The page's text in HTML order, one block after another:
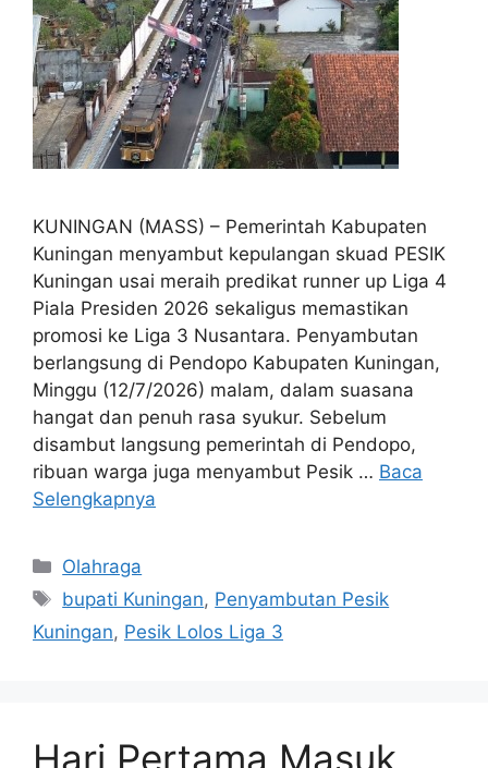
KUNINGAN (MASS) – Pemerintah Kabupaten
Kuningan menyambut kepulangan skuad PESIK
Kuningan usai meraih predikat runner up Liga 4
Piala Presiden 2026 sekaligus memastikan
promosi ke Liga 3 Nusantara. Penyambutan
berlangsung di Pendopo Kabupaten Kuningan,
Minggu (12/7/2026) malam, dalam suasana
hangat dan penuh rasa syukur. Sebelum
disambut langsung pemerintah di Pendopo,
ribuan warga juga menyambut Pesik … Baca
Selengkapnya
Kategori
Olahraga
Tag
bupati Kuningan, Penyambutan Pesik
Kuningan, Pesik Lolos Liga 3
Hari Pertama Masuk